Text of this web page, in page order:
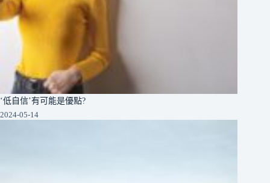
‘低自信’有可能是優點?
2024-05-14